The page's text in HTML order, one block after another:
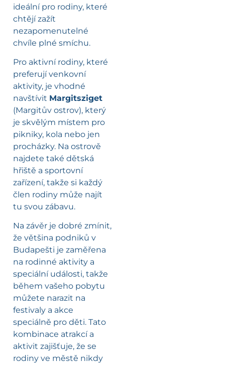
ideální pro rodiny, které
chtějí zažít
nezapomenutelné
chvíle plné smíchu.
Pro aktivní rodiny, které
preferují venkovní
aktivity, je vhodné
navštívit Margitsziget
(Margitův ostrov), který
je skvělým místem pro
pikniky, kola nebo jen
procházky. Na ostrově
najdete také dětská
hřiště a sportovní
zařízení, takže si každý
člen rodiny může najít
tu svou zábavu.
Na závěr je dobré zmínit,
že většina podniků v
Budapešti je zaměřena
na rodinné aktivity a
speciální události, takže
během vašeho pobytu
můžete narazit na
festivaly a akce
speciálně pro děti. Tato
kombinace atrakcí a
aktivit zajišťuje, že se
rodiny ve městě nikdy